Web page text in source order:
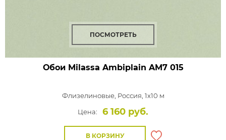
ПОСМОТРЕТЬ
Обои Milassa Ambiplain AM7 015
Флизелиновые, Россия, 1x10 м
Цена:
6 160 руб.
В КОРЗИНУ